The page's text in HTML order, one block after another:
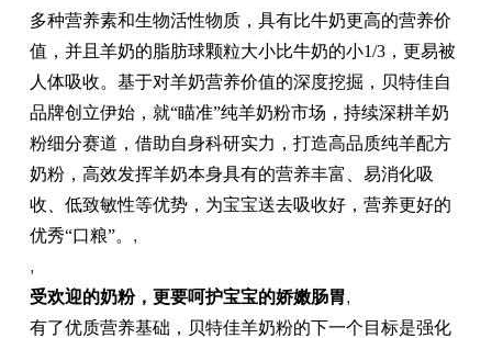
多种营养素和生物活性物质，具有比牛奶更高的营养价
值，并且羊奶的脂肪球颗粒大小比牛奶的小1/3，更易被
人体吸收。基于对羊奶营养价值的深度挖掘，贝特佳自
品牌创立伊始，就“瞄准”纯羊奶粉市场，持续深耕羊奶
粉细分赛道，借助自身科研实力，打造高品质纯羊配方
奶粉，高效发挥羊奶本身具有的营养丰富、易消化吸
收、低致敏性等优势，为宝宝送去吸收好，营养更好的
优秀“口粮”。 ,
,
受欢迎的奶粉，更要呵护宝宝的娇嫩肠胃,
有了优质营养基础，贝特佳羊奶粉的下一个目标是强化